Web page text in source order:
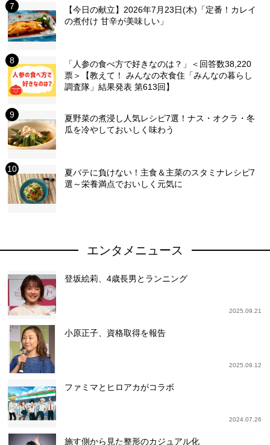
【今日の献立】2026年7月23日(木)「定番！カレイ
の煮付け 甘辛が美味しい」
「人参の食べ方で好きなのは？」＜回答数38,220
票＞【教えて！ みんなの衣食住「みんなの暮らし
調査隊」結果発表 第613回】
夏野菜の煮浸し人気レシピ7選！ナス・オクラ・冬
瓜を冷やしておいしく味わう
夏バテに負けない！主食＆主菜のスタミナレシピ7
選～栄養満点でおいしく元気に
エンタメニュース
登坂絵莉、4歳長男とランニング
2025.09.21
小原正子、資格取得を報告
2025.09.12
ファミマとヒロアカがコラボ
2024.07.26
施す側から見た整形のカジュアル化